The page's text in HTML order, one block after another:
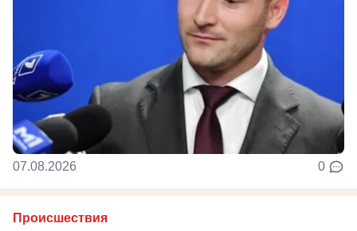
07.08.2026 0
Происшествия